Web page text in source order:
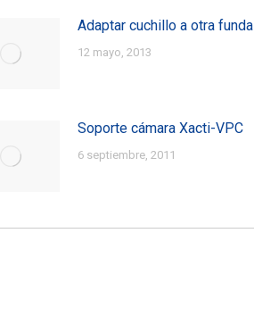
Adaptar cuchillo a otra funda
12 mayo, 2013
Soporte cámara Xacti-VPC
6 septiembre, 2011